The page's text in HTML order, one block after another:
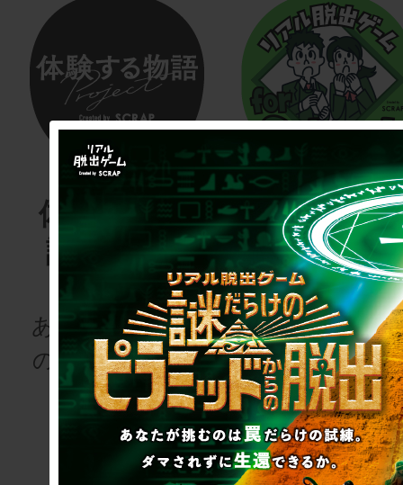
体験する物
語project
あなたも、物語
の登場人物にな
りませんか
リアル脱
ゲーム
for
次の授業は“謎
き”!?